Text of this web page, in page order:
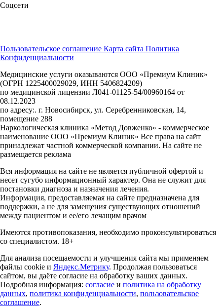
Соцсети
Пользовательское соглашение Карта сайта Политика
Конфиденциальности
Медицинские услуги оказываются ООО «Премиум Клиник»
(ОГРН 1225400029029, ИНН 5406824209)
по медицинской лицензии Л041-01125-54/00960164 от
08.12.2023
по адресу:. г. Новосибирск, ул. Серебренниковская, 14,
помещение 288
Наркологическая клиника «Метод Довженко» - коммерческое
наименование ООО «Премиум Клиник» Все права на сайт
принадлежат частной коммерческой компании. На сайте не
размещается реклама
Вся информация на сайте не является публичной офертой и
несет сугубо информационный характер. Она не служит для
постановки диагноза и назначения лечения.
Информация, предоставляемая на сайте предназначена для
поддержки, а не для замещения существующих отношений
между пациентом и ее/его лечащим врачом
Имеются противопоказания, необходимо проконсультироваться
со специалистом. 18+
Для анализа посещаемости и улучшения сайта мы применяем
файлы cookie и Яндекс.Метрику. Продолжая пользоваться
сайтом, вы даёте согласие на обработку ваших данных.
Подробная информация: согласие и политика на обработку
данных, политика конфиденциальности, пользовательское
соглашение.